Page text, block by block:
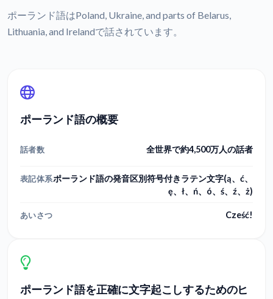
ポーランド語はPoland, Ukraine, and parts of Belarus,
Lithuania, and Irelandで話されています。
ポーランド語の概要
話者数 全世界で約4,500万人の話者
表記体系ポーランド語の発音区別符号付きラテン文字(ą、ć、
ę、ł、ń、ó、ś、ź、ż)
あいさつ Cześć!
ポーランド語を正確に文字起こしするためのヒ